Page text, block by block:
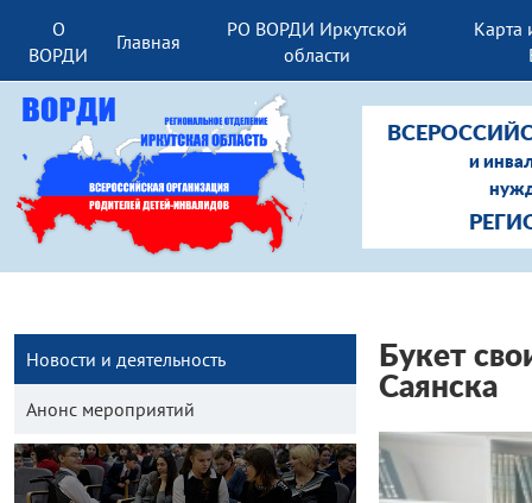
О
ВОРДИ
Главная
РО ВОРДИ Иркутской
области
Карта
и
Новости и деятельность
Анонс мероприятий
Букет
Саянска